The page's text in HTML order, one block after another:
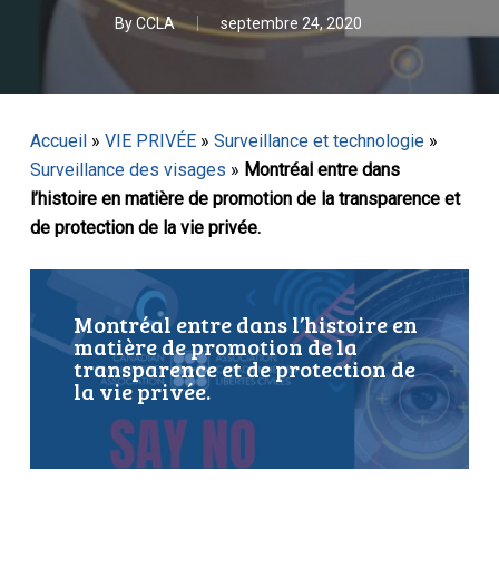
ByCCLA septembre 24, 2020
Accueil» VIE PRIVÉE» Surveillance et technologie»
Surveillance des visages » Montréal entre dans
l’histoire en matière de promotion de la transparence et
de protection de la vie privée.
Montréal entre dans l’histoire en
matière de promotion de la
transparence et de protection de
la vie privée.